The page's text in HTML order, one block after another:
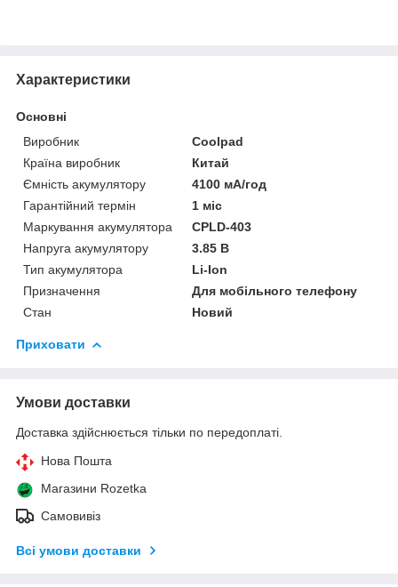
Характеристики
Основні
Виробник
Coolpad
Країна виробник
Китай
Ємність акумулятору
4100 мА/год
Гарантійний термін
1 міс
Маркування акумулятора
CPLD-403
Напруга акумулятору
3.85 В
Тип акумулятора
Li-Ion
Призначення
Для мобільного телефону
Стан
Новий
Приховати
Умови доставки
Доставка здійснюється тільки по передоплаті.
Нова Пошта
Магазини Rozetka
Самовивіз
Всі умови доставки